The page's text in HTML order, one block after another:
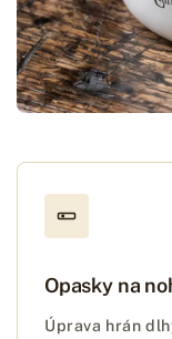
Opasky na
Úprava hrán